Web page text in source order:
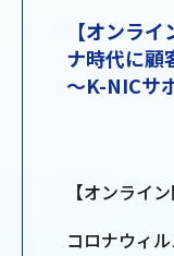
【オンラ
ナ時代に顧
～K-NICサ
【オンライン
コロナウィ